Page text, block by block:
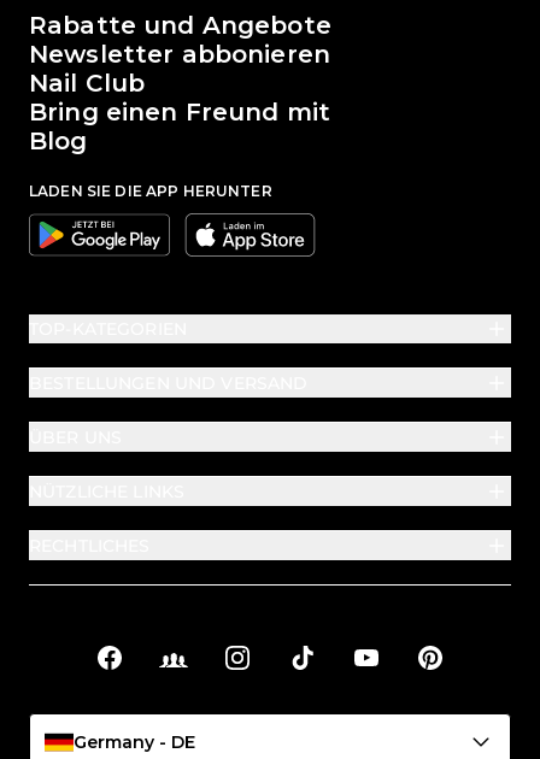
Die Welt von Passione Beauty
Rabatte und Angebote
Newsletter abbonieren
Nail Club
Bring einen Freund mit
Blog
LADEN SIE DIE APP HERUNTER
Google Apple
Soziale Links
FacebookFacebook Groups
InstagramTikTok YouTubePinterest
Germany - DE